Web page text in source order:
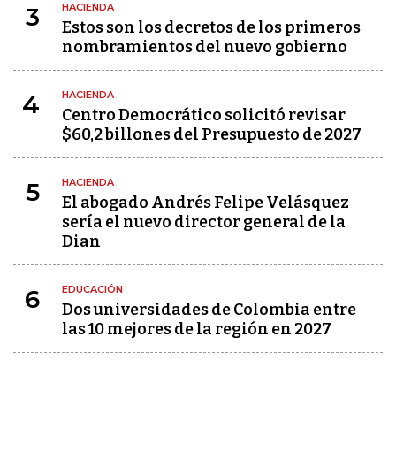
3 HACIENDA
Estos son los decretos de los primeros
nombramientos del nuevo gobierno
4 HACIENDA
Centro Democrático solicitó revisar
$60,2 billones del Presupuesto de 2027
5 HACIENDA
El abogado Andrés Felipe Velásquez
sería el nuevo director general de la
Dian
6 EDUCACIÓN
Dos universidades de Colombia entre
las 10 mejores de la región en 2027